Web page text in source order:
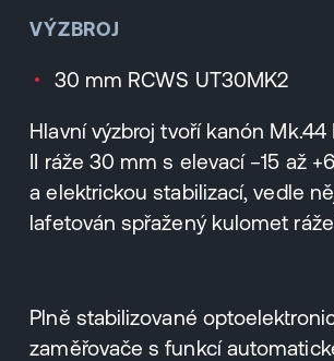
VÝZBROJ
30 mm RCWS UT30MK2
Hlavní výzbroj tvoří kanón
II ráže 30 mm s elevací −15 až
a elektrickou stabilizací, vedle
lafetován spřažený kulomet
Plně stabilizované
zaměřovače s funkcí